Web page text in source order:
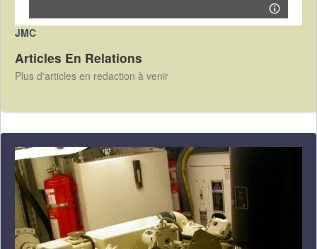
JMC
Articles En Relations
Plus d'articles en redaction à venir